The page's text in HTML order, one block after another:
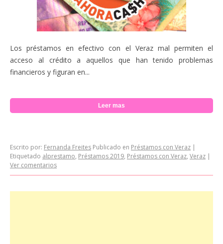
Los préstamos en efectivo con el Veraz mal permiten el
acceso al crédito a aquellos que han tenido problemas
financieros y figuran en...
Leer mas
Escrito por: Fernanda Freites Publicado en Préstamos con Veraz |
Etiquetado alprestamo, Préstamos 2019, Préstamos con Veraz, Veraz |
Ver comentarios